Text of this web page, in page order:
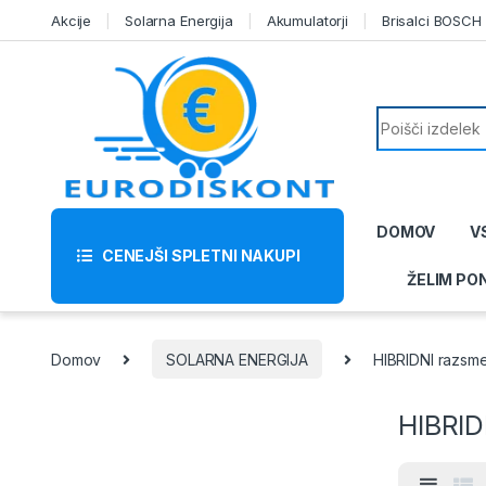
Skip to navigation
Akcije Solarna Energija Akumulatorji Brisalci BOSCH
Search for:
CENEJŠI SPLETNI NAKUPI
DOMOV
ŽELIM
Domov SOLARNA ENERGIJA HIBRIDNI